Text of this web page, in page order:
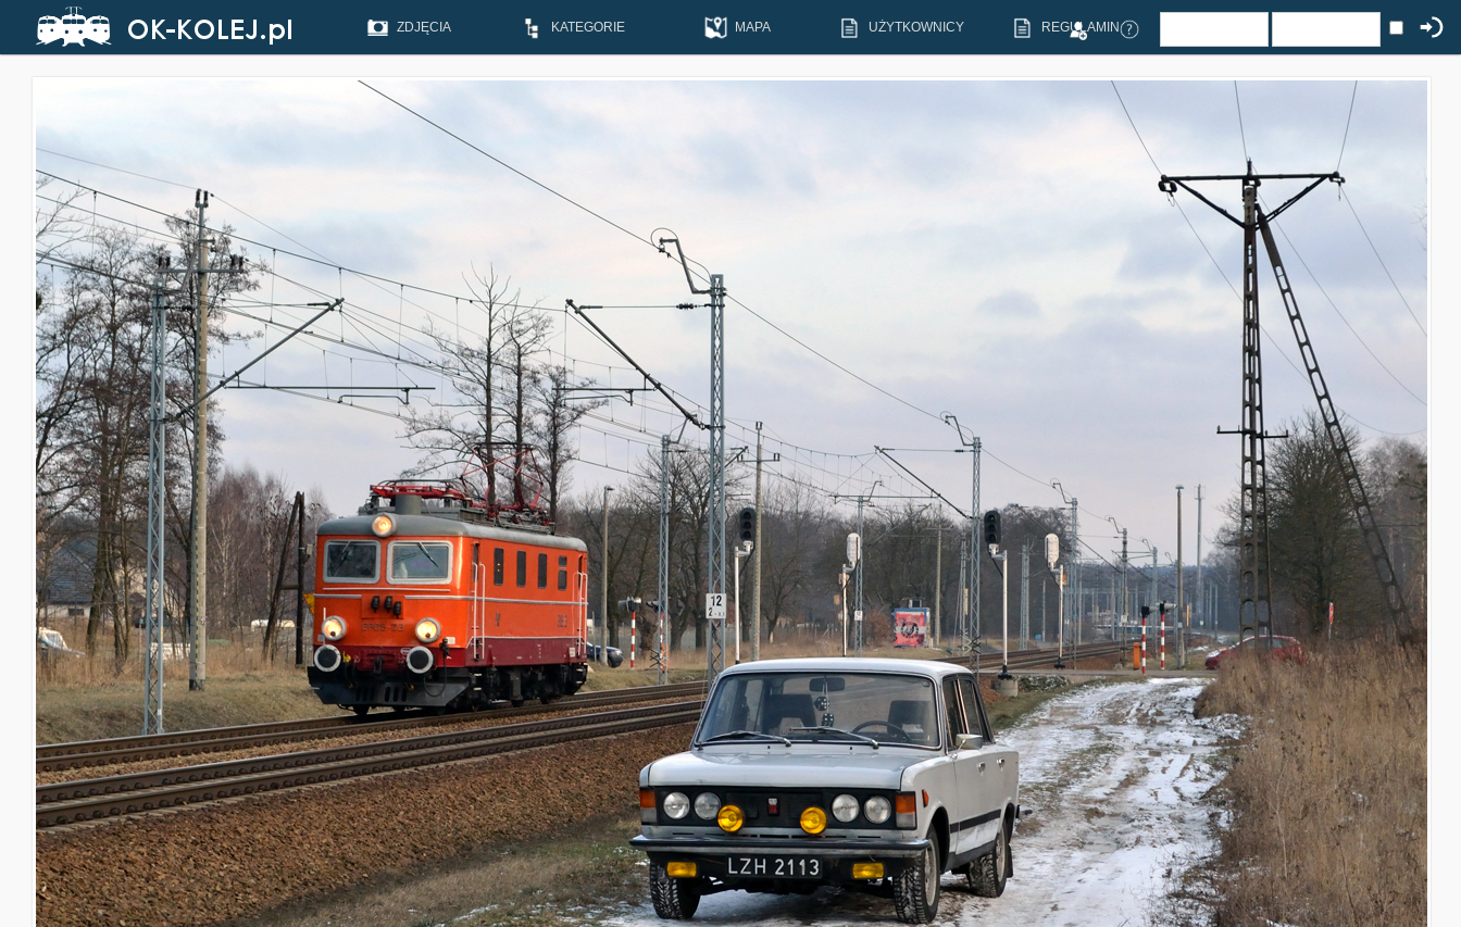
ZDJĘCIA KATEGORIE MAPA UŻYTKOWNICY REGULAMIN